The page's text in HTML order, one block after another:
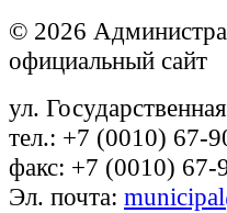
© 2026
официальный сайт
ул.
тел.: +7 (0010) 67-
факс: +7 (0010) 67-
Эл. почта: